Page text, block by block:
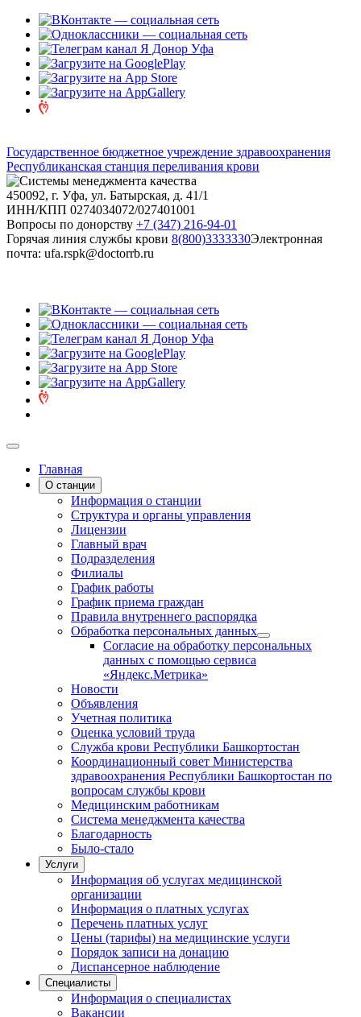
Государственное бюджетное учреждение здравоохранения
Республиканская станция переливания крови
450092, г. Уфа, ул. Батырская, д. 41/1
ИНН/КПП 0274034072/027401001
Вопросы по донорству +7 (347) 216-94-01
Горячая линия службы крови 8(800)3333330Электронная
почта: ufa.rspk@doctorrb.ru
Главная
О станции
Информация о станции
Структура и органы управления
Лицензии
Главный врач
Подразделения
Филиалы
График работы
График приема граждан
Правила внутреннего распорядка
Обработка персональных данных
Согласие на обработку персональных
данных с помощью сервиса
«Яндекс.Метрика»
Новости
Объявления
Учетная политика
Оценка условий труда
Служба крови Республики Башкортостан
Координационный совет Министерства
здравоохранения Республики Башкортостан по
вопросам службы крови
Медицинским работникам
Система менеджмента качества
Благодарность
Было-стало
Услуги
Информация об услугах медицинской
организации
Информация о платных услугах
Перечень платных услуг
Цены (тарифы) на медицинские услуги
Порядок записи на донацию
Диспансерное наблюдение
Специалисты
Информация о специалистах
Вакансии